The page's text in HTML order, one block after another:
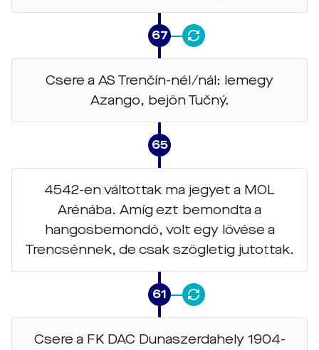
67
Csere a AS Trenčín-nél/nál: lemegy
Azango, bejön Tučný.
65
4542-en váltottak ma jegyet a MOL
Arénába. Amíg ezt bemondta a
hangosbemondó, volt egy lövése a
Trencsénnek, de csak szögletig jutottak.
61
Csere a FK DAC Dunaszerdahely 1904-